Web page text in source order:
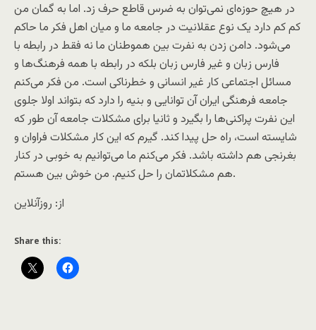
در هیچ حوزه‌ای نمی‌توان به ضرس قاطع حرف زد. اما به گمان من
کم کم دارد یک نوع عقلانیت در جامعه ما و میان اهل فکر ما حاکم
می‌شود. دامن زدن به نفرت بین هموطنان ما نه فقط در رابطه با
فارس زبان و غیر فارس زبان بلکه در رابطه با همه فرهنگ‌ها و
مسائل اجتماعی کار غیر انسانی و خطرناکی است. من فکر می‌کنم
جامعه فرهنگی ایران آن توانایی و بنیه را دارد که بتواند اولا جلوی
این نفرت پراکنی‌ها را بگیرد و ثانیا برای مشکلات جامعه آن طور که
شایسته است، راه حل پیدا کند. گیرم که این کار مشکلات فراوان و
بغرنجی هم داشته باشد. فکر می‌کنم ما می‌توانیم به خوبی در کنار
هم مشکلاتمان را حل کنیم. من خوش بین هستم.
از: روزآنلاین
Share this: